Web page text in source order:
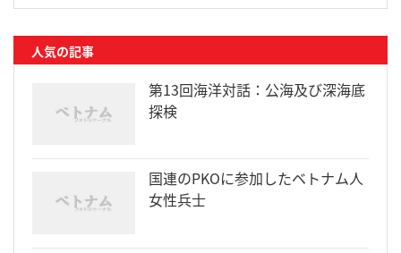
人気の記事
第13回海洋対話：公海及び深海底
探検
国連のPKOに参加したベトナム人
女性兵士